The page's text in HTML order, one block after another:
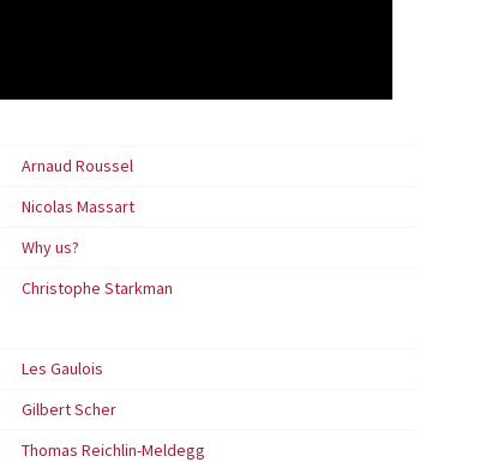
Arnaud Roussel
Nicolas Massart
Why us?
Christophe Starkman
Les Gaulois
Gilbert Scher
Thomas Reichlin-Meldegg